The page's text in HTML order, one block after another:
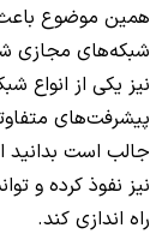
همین موضوع
شبکه‌های مجازی
نیز یکی از انواع
پیشرفت‌های
جالب است بدانید
نیز نفوذ کرده و
راه اندازی کند.